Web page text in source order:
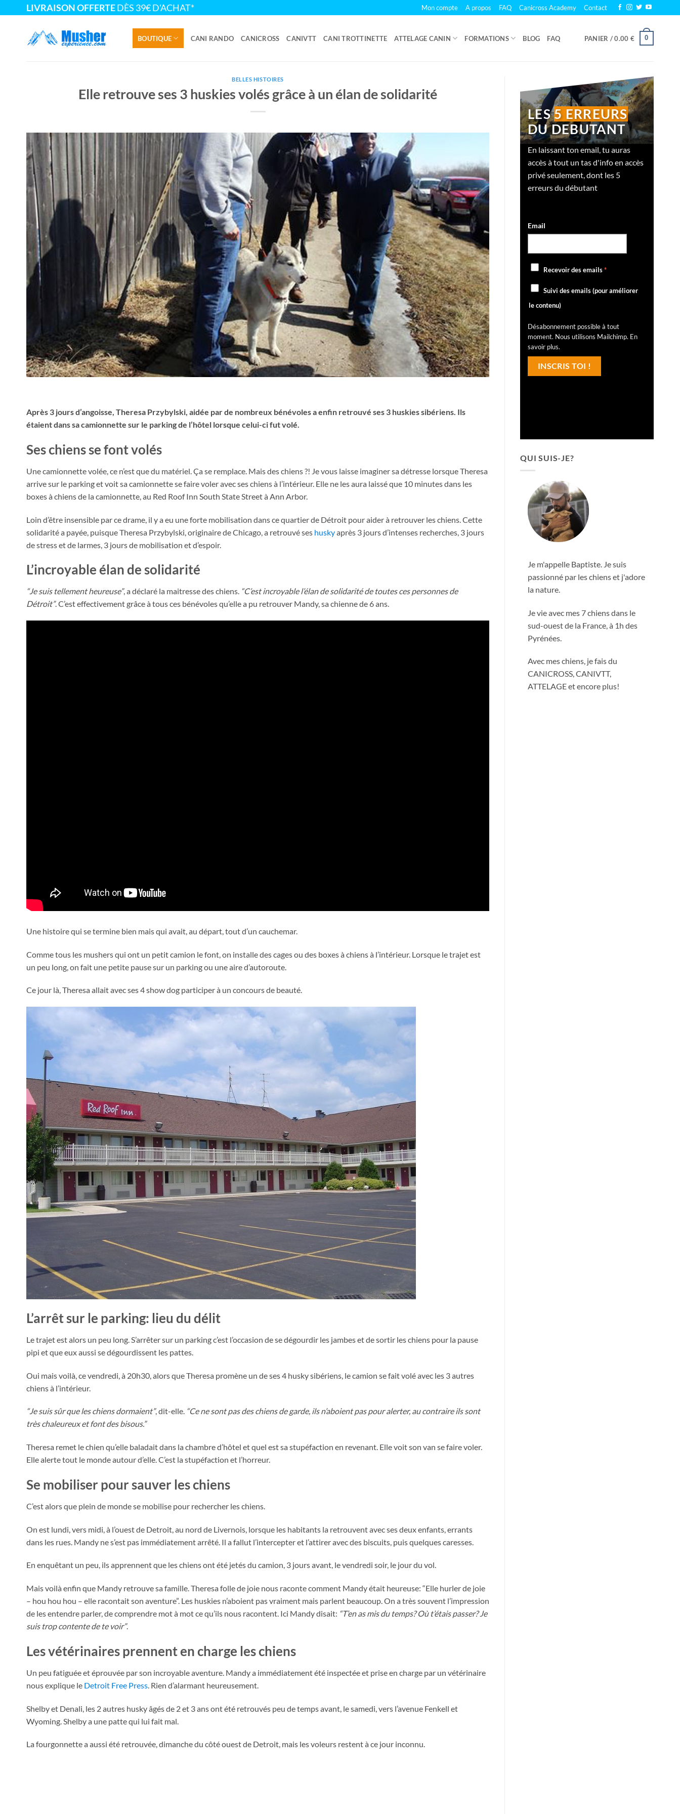
au
LIVRAISON OFFERTEDÈS 39€ D'ACHAT* Mon compte A propos FAQ Canicross Academy Contact
BOUTIQUE CANI RANDO CANICROSS CANIVTT CANI TROTTINETTE ATTELAGE CANIN FORMATIONS BLOG FAQ PANIER /0.00 € 0
BELLES HISTOIRES
Elle retrouve ses 3 huskies volés grâce à un élan de solidarité
Après 3 jours d’angoisse, Theresa Przybylski, aidée par de nombreux bénévoles a enfin retrouvé ses 3 huskies sibériens. Ils
étaient dans sa camionnette sur le parking de l’hôtel lorsque celui-ci fut volé.
Ses chiens se font volés
Une camionnette volée, ce n’est que du matériel. Ça se remplace. Mais des chiens ?! Je vous laisse imaginer sa détresse lorsque Theresa
arrive sur le parking et voit sa camionnette se faire voler avec ses chiens à l’intérieur. Elle ne les aura laissé que 10 minutes dans les
boxes à chiens de la camionnette, au Red Roof Inn South State Street à Ann Arbor.
Loin d’être insensible par ce drame, il y a eu une forte mobilisation dans ce quartier de Détroit pour aider à retrouver les chiens. Cette
solidarité a payée, puisque Theresa Przybylski, originaire de Chicago, a retrouvé ses huskyaprès 3 jours d’intenses recherches, 3 jours
de stress et de larmes, 3 jours de mobilisation et d’espoir.
L’incroyable élan de solidarité
“Je suis tellement heureuse”, a déclaré la maitresse des chiens. “C’est incroyable l’élan de solidarité de toutes ces personnes de
Détroit”. C’est effectivement grâce à tous ces bénévoles qu’elle a pu retrouver Mandy, sa chienne de 6 ans.
Une histoire qui se termine bien mais qui avait, au départ, tout d’un cauchemar.
Comme tous les mushers qui ont un petit camion le font, on installe des cages ou des boxes à chiens à l’intérieur. Lorsque le trajet est
un peu long, on fait une petite pause sur un parking ou une aire d’autoroute.
Ce jour là, Theresa allait avec ses 4 show dog participer à un concours de beauté.
L’arrêt sur le parking: lieu du délit
Le trajet est alors un peu long. S’arrêter sur un parking c’est l’occasion de se dégourdir les jambes et de sortir les chiens pour la pause
pipi et que eux aussi se dégourdissent les pattes.
Oui mais voilà, ce vendredi, à 20h30, alors que Theresa promène un de ses 4 husky sibériens, le camion se fait volé avec les 3 autres
chiens à l’intérieur.
“Je suis sûr que les chiens dormaient”, dit-elle. “Ce ne sont pas des chiens de garde, ils n’aboient pas pour alerter, au contraire ils sont
très chaleureux et font des bisous.”
Theresa remet le chien qu’elle baladait dans la chambre d’hôtel et quel est sa stupéfaction en revenant. Elle voit son van se faire voler.
Elle alerte tout le monde autour d’elle. C’est la stupéfaction et l’horreur.
Se mobiliser pour sauver les chiens
C’est alors que plein de monde se mobilise pour rechercher les chiens.
On est lundi, vers midi, à l’ouest de Detroit, au nord de Livernois, lorsque les habitants la retrouvent avec ses deux enfants, errants
dans les rues. Mandy ne s’est pas immédiatement arrêté. Il a fallut l’intercepter et l’attirer avec des biscuits, puis quelques caresses.
En enquêtant un peu, ils apprennent que les chiens ont été jetés du camion, 3 jours avant, le vendredi soir, le jour du vol.
Mais voilà enfin que Mandy retrouve sa famille. Theresa folle de joie nous raconte comment Mandy était heureuse: “Elle hurler de joie
– hou hou hou – elle racontait son aventure”. Les huskies n’aboient pas vraiment mais parlent beaucoup. On a très souvent l’impression
de les entendre parler, de comprendre mot à mot ce qu’ils nous racontent. Ici Mandy disait: “T’en as mis du temps? Où t’étais passer? Je
suis trop contente de te voir”.
Les vétérinaires prennent en charge les chiens
Un peu fatiguée et éprouvée par son incroyable aventure. Mandy a immédiatement été inspectée et prise en charge par un vétérinaire
nous explique le Detroit Free Press . Rien d’alarmant heureusement.
Shelby et Denali, les 2 autres husky âgés de 2 et 3 ans ont été retrouvés peu de temps avant, le samedi, vers l’avenue Fenkell et
Wyoming. Shelby a une patte qui lui fait mal.
La fourgonnette a aussi été retrouvée, dimanche du côté ouest de Detroit, mais les voleurs restent à ce jour inconnu.
LES5 ERREURS
DU DEBUTANT
En laissant ton email, tu auras
accès à tout un tas d'info en accès
privé seulement, dont les 5
erreurs du débutant
Email
Recevoir des emails*
Suivi des emails (pour améliorer
le contenu)
Désabonnement possible à tout
moment. Nous utilisons Mailchimp. En
savoir plus.
QUI SUIS-JE?
Je m'appelle Baptiste. Je suis
passionné par les chiens et j'adore
la nature.
Je vie avec mes 7 chiens dans le
sud-ouest de la France, à 1h des
Pyrénées.
Avec mes chiens, je fais du
CANICROSS, CANIVTT,
ATTELAGE et encore plus!